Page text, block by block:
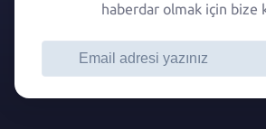
haberdar olmak için bize